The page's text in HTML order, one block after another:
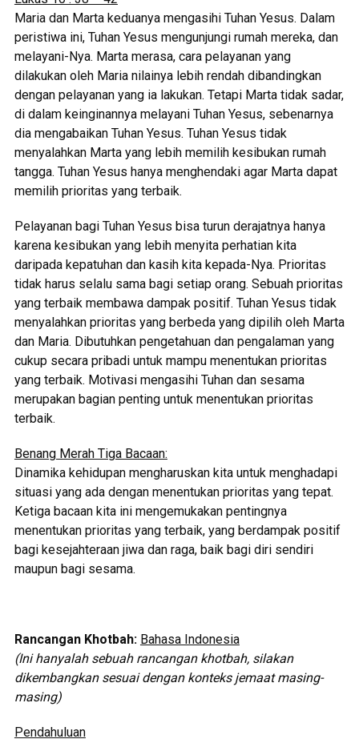
Maria dan Marta keduanya mengasihi Tuhan Yesus. Dalam
peristiwa ini, Tuhan Yesus mengunjungi rumah mereka, dan
melayani-Nya. Marta merasa, cara pelayanan yang
dilakukan oleh Maria nilainya lebih rendah dibandingkan
dengan pelayanan yang ia lakukan. Tetapi Marta tidak sadar,
di dalam keinginannya melayani Tuhan Yesus, sebenarnya
dia mengabaikan Tuhan Yesus. Tuhan Yesus tidak
menyalahkan Marta yang lebih memilih kesibukan rumah
tangga. Tuhan Yesus hanya menghendaki agar Marta dapat
memilih prioritas yang terbaik.
Pelayanan bagi Tuhan Yesus bisa turun derajatnya hanya
karena kesibukan yang lebih menyita perhatian kita
daripada kepatuhan dan kasih kita kepada-Nya. Prioritas
tidak harus selalu sama bagi setiap orang. Sebuah prioritas
yang terbaik membawa dampak positif. Tuhan Yesus tidak
menyalahkan prioritas yang berbeda yang dipilih oleh Marta
dan Maria. Dibutuhkan pengetahuan dan pengalaman yang
cukup secara pribadi untuk mampu menentukan prioritas
yang terbaik. Motivasi mengasihi Tuhan dan sesama
merupakan bagian penting untuk menentukan prioritas
terbaik.
Benang Merah Tiga Bacaan:
Dinamika kehidupan mengharuskan kita untuk menghadapi
situasi yang ada dengan menentukan prioritas yang tepat.
Ketiga bacaan kita ini mengemukakan pentingnya
menentukan prioritas yang terbaik, yang berdampak positif
bagi kesejahteraan jiwa dan raga, baik bagi diri sendiri
maupun bagi sesama.
Rancangan Khotbah: Bahasa Indonesia
(Ini hanyalah sebuah rancangan khotbah, silakan
dikembangkan sesuai dengan konteks jemaat masing-
masing)
Pendahuluan